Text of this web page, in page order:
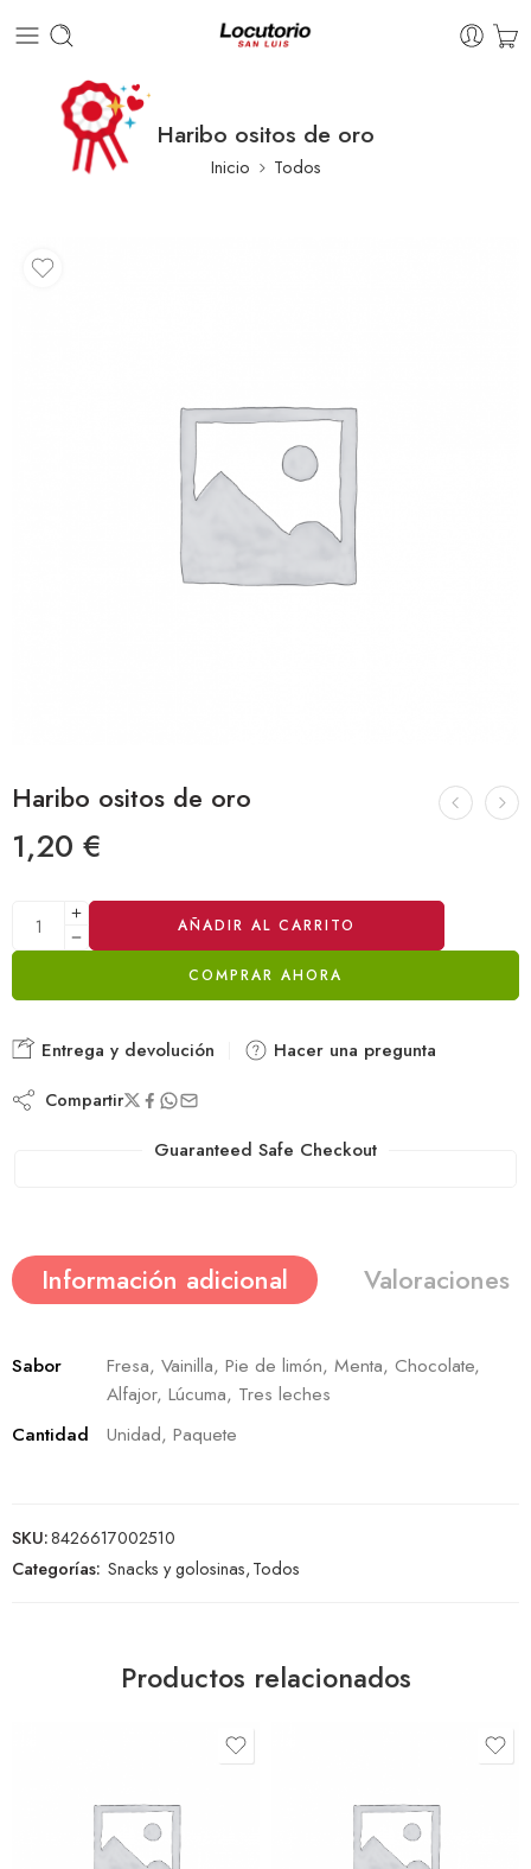
Haribo ositos de oro
Inicio Todos
Haribo ositos de oro
1,20 €
AÑADIR AL CARRITO
COMPRAR AHORA
Alternative:
Entrega y devolución Hacer una pregunta
Compartir
Guaranteed Safe Checkout
Información adicional Valoraciones
Sabor
Fresa, Vainilla, Pie de limón, Menta, Chocolate,
Alfajor, Lúcuma, Tres leches
Cantidad
Unidad, Paquete
SKU:8426617002510
Categorías: Snacks y golosinas,Todos
Productos relacionados